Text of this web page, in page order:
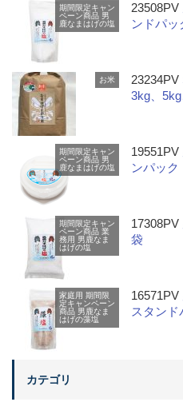
期間限定キャン
ペーン商品 男
鹿なまはげの塩
23508PV
ンドパッ
お米 23234PV
3kg、5kg
期間限定キャン
ペーン商品 男
鹿なまはげの塩
19551PV
ンパック
期間限定キャン
ペーン商品 業
務用 男鹿なま
はげの塩
17308PV
袋
家庭用 期間限
定キャンペーン
商品 男鹿なま
はげの藻塩
16571PV
スタンド
カテゴリ